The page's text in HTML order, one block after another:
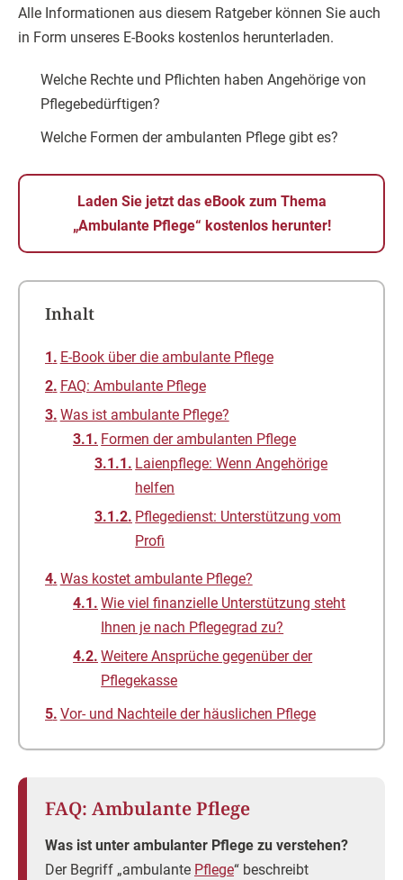
Alle Informationen aus diesem Ratgeber können Sie auch
in Form unseres E-Books kostenlos herunterladen.
Welche Rechte und Pflichten haben Angehörige von
Pflegebedürftigen?
Welche Formen der ambulanten Pflege gibt es?
Laden Sie jetzt das eBook zum Thema
„Ambulante Pflege“ kostenlos herunter!
Inhalt
E-Book über die ambulante Pflege
FAQ: Ambulante Pflege
Was ist ambulante Pflege?
Formen der ambulanten Pflege
Laienpflege: Wenn Angehörige
helfen
Pflegedienst: Unterstützung vom
Profi
Was kostet ambulante Pflege?
Wie viel finanzielle Unterstützung steht
Ihnen je nach Pflegegrad zu?
Weitere Ansprüche gegenüber der
Pflegekasse
Vor- und Nachteile der häuslichen Pflege
FAQ: Ambulante Pflege
Was ist unter ambulanter Pflege zu verstehen?
Der Begriff „ambulante Pflege“ beschreibt